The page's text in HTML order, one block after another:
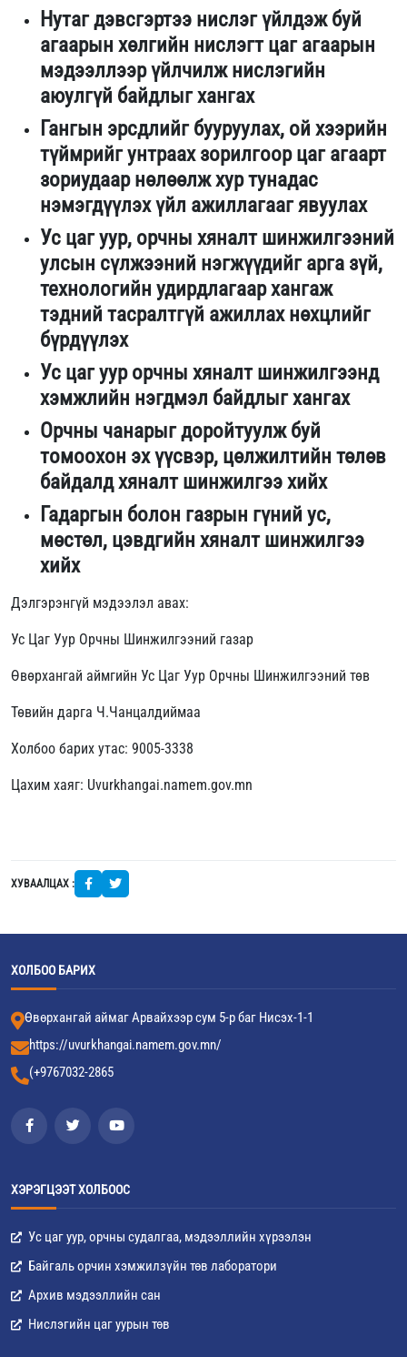
Нутаг дэвсгэртээ нислэг үйлдэж буй
агаарын хөлгийн нислэгт цаг агаарын
мэдээллээр үйлчилж нислэгийн
аюулгүй байдлыг хангах
Гангын эрсдлийг бууруулах, ой хээрийн
түймрийг унтраах зорилгоор цаг агаарт
зориудаар нөлөөлж хур тунадас
нэмэгдүүлэх үйл ажиллагааг явуулах
Ус цаг уур, орчны хяналт шинжилгээний
улсын сүлжээний нэгжүүдийг арга зүй,
технологийн удирдлагаар хангаж
тэдний тасралтгүй ажиллах нөхцлийг
бүрдүүлэх
Ус цаг уур орчны хяналт шинжилгээнд
хэмжлийн нэгдмэл байдлыг хангах
Орчны чанарыг доройтуулж буй
томоохон эх үүсвэр, цөлжилтийн төлөв
байдалд хяналт шинжилгээ хийх
Гадаргын болон газрын гүний ус,
мөстөл, цэвдгийн хяналт шинжилгээ
хийх
Дэлгэрэнгүй мэдээлэл авах:
Ус Цаг Уур Орчны Шинжилгээний газар
Өвөрхангай аймгийн Ус Цаг Уур Орчны Шинжилгээний төв
Төвийн дарга Ч.Чанцалдиймаа
Холбоо барих утас: 9005-3338
Цахим хаяг: Uvurkhangai.namem.gov.mn
ХУВААЛЦАХ :
ХОЛБОО БАРИХ
Өвөрхангай аймаг Арвайхээр сум 5-р баг Нисэх-1-1
https://uvurkhangai.namem.gov.mn/
(+9767032-2865
ХЭРЭГЦЭЭТ ХОЛБООС
Ус цаг уур, орчны судалгаа, мэдээллийн хүрээлэн
Байгаль орчин хэмжилзүйн төв лаборатори
Архив мэдээллийн сан
Нислэгийн цаг уурын төв